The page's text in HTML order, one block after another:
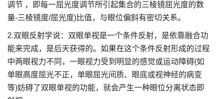
调节 ，即每一屈光度调节所引起集合的三棱镜屈光度的数
量-三棱镜度/屈光度)比值，与眼位偏斜有密切关系。
2.双眼反射学说：双眼单视是一个条件反射，是依靠融合功
能来完成，是后天获得的。如果在这个条件反射形成的过程
中两眼视力不同，一眼视力受到明显的感觉或运动障碍(如
单眼高度屈光不正，单眼屈光间质、眼底或视神经的病变
等)妨碍了双眼单视的功能，就会产生一种眼位分离状态即